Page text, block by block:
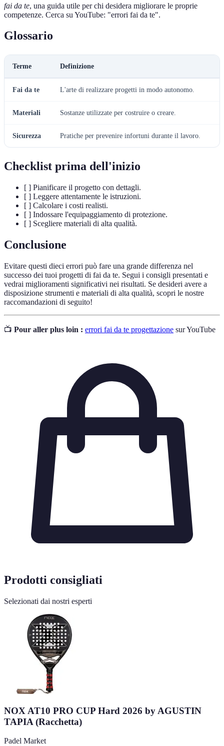
fai da te, una guida utile per chi desidera migliorare le proprie
competenze. Cerca su YouTube: "errori fai da te".
Glossario
Terme Definizione
Fai da te L'arte di realizzare progetti in modo autonomo.
Materiali Sostanze utilizzate per costruire o creare.
Sicurezza Pratiche per prevenire infortuni durante il lavoro.
Checklist prima dell'inizio
[ ] Pianificare il progetto con dettagli.
[ ] Leggere attentamente le istruzioni.
[ ] Calcolare i costi realisti.
[ ] Indossare l'equipaggiamento di protezione.
[ ] Scegliere materiali di alta qualità.
Conclusione
Evitare questi dieci errori può fare una grande differenza nel
successo dei tuoi progetti di fai da te. Segui i consigli presentati e
vedrai miglioramenti significativi nei risultati. Se desideri avere a
disposizione strumenti e materiali di alta qualità, scopri le nostre
raccomandazioni di seguito!
📺 Pour aller plus loin : errori fai da te progettazione sur YouTube
Prodotti consigliati
Selezionati dai nostri esperti
NOX AT10 PRO CUP Hard 2026 by AGUSTIN
TAPIA (Racchetta)
Padel Market